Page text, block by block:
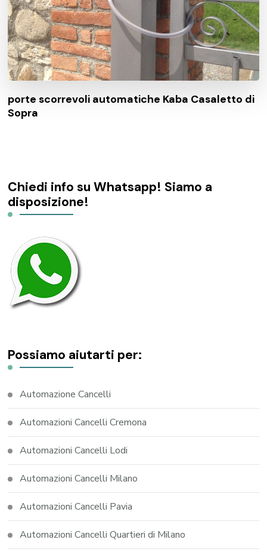
porte scorrevoli automatiche Kaba Casaletto di
Sopra
Chiedi info su Whatsapp! Siamo a
disposizione!
Possiamo aiutarti per:
Automazione Cancelli
Automazioni Cancelli Cremona
Automazioni Cancelli Lodi
Automazioni Cancelli Milano
Automazioni Cancelli Pavia
Automazioni Cancelli Quartieri di Milano